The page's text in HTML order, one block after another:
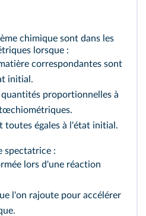
chimique sont dans les
lorsque :
correspondantes sont
initial.
quantités proportionnelles à
toutes égales à l'état initial.
spectatrice :
lors d'une réaction
l'on rajoute pour accélérer